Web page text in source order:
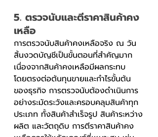
5. ตรวจนับและตีราคาสินค้าคง
เหลือ
การตรวจนับสินค้าคงเหลือจริง ณ วัน
สิ้นงวดบัญชีเป็นขั้นตอนที่สำคัญมาก
เนื่องจากสินค้าคงเหลือมีผลกระทบ
โดยตรงต่อต้นทุนขายและกำไรขั้นต้น
ของธุรกิจ การตรวจนับต้องดำเนินการ
อย่างระมัดระวังและครอบคลุมสินค้าทุก
ประเภท ทั้งสินค้าสำเร็จรูป สินค้าระหว่าง
ผลิต และวัตถุดิบ การตีราคาสินค้าคง